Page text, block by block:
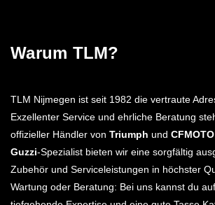
Warum TLM?
TLM Nijmegen ist seit 1982 die vertraute
Exzellenter Service und ehrliche Beratung
offizieller Händler von Triumph und CFMOTO
Guzzi-Spezialist bieten wir eine sorgfältig
Zubehör und Serviceleistungen in höchster
Wartung oder Beratung: Bei uns kannst du